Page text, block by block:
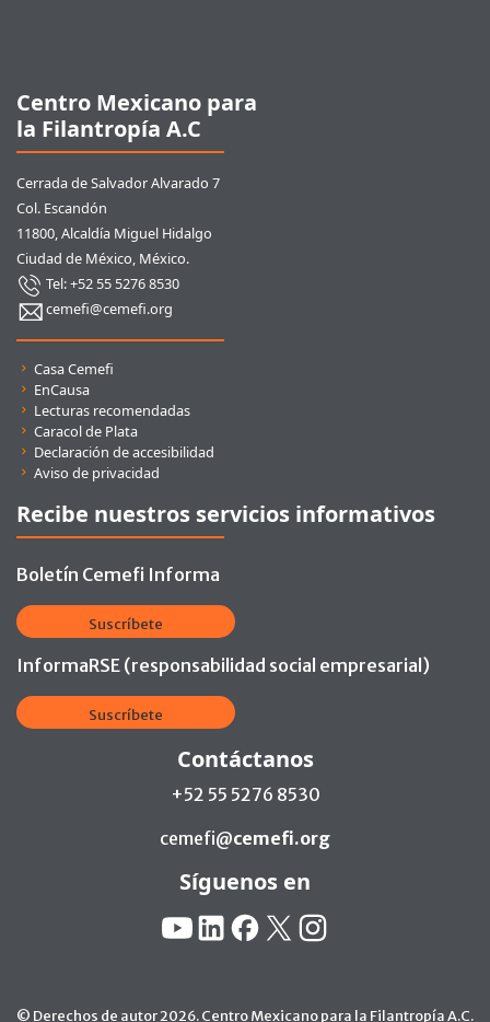
Centro Mexicano para
la Filantropía A.C
Cerrada de Salvador Alvarado 7
Col. Escandón
11800, Alcaldía Miguel Hidalgo
Ciudad de México, México.
Tel: +52 55 5276 8530
cemefi@cemefi.org
Enlaces rápidos
Casa Cemefi
EnCausa
Lecturas recomendadas
Caracol de Plata
Declaración de accesibilidad
Aviso de privacidad
Recibe nuestros servicios informativos
Boletín Cemefi Informa
Suscríbete
InformaRSE (responsabilidad social empresarial)
Suscríbete
Contáctanos
+52 55 5276 8530
cemefi@cemefi.org
Síguenos en
YouTube
LinkedinFacebook
X Instagram
© Derechos de autor 2026. Centro Mexicano para la Filantropía A.C.